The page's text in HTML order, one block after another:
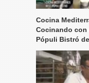
Cocina
Cocinando con
Pópuli Bistró